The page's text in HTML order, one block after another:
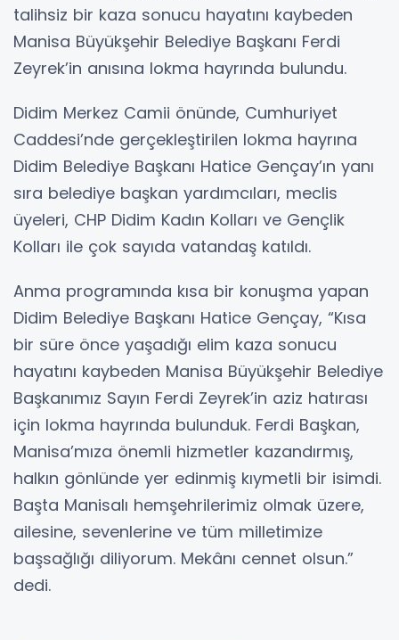
talihsiz bir kaza sonucu hayatını kaybeden
Manisa Büyükşehir Belediye Başkanı Ferdi
Zeyrek’in anısına lokma hayrında bulundu.
Didim Merkez Camii önünde, Cumhuriyet
Caddesi’nde gerçekleştirilen lokma hayrına
Didim Belediye Başkanı Hatice Gençay’ın yanı
sıra belediye başkan yardımcıları, meclis
üyeleri, CHP Didim Kadın Kolları ve Gençlik
Kolları ile çok sayıda vatandaş katıldı.
Anma programında kısa bir konuşma yapan
Didim Belediye Başkanı Hatice Gençay, “Kısa
bir süre önce yaşadığı elim kaza sonucu
hayatını kaybeden Manisa Büyükşehir Belediye
Başkanımız Sayın Ferdi Zeyrek’in aziz hatırası
için lokma hayrında bulunduk. Ferdi Başkan,
Manisa’mıza önemli hizmetler kazandırmış,
halkın gönlünde yer edinmiş kıymetli bir isimdi.
Başta Manisalı hemşehrilerimiz olmak üzere,
ailesine, sevenlerine ve tüm milletimize
başsağlığı diliyorum. Mekânı cennet olsun.”
dedi.